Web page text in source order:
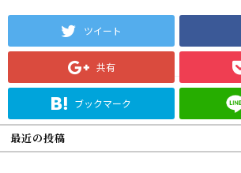
ツイート
共有
ブックマーク
最近の投稿